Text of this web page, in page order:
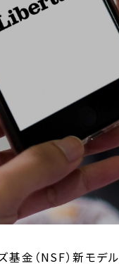
金（NSF）新モデル